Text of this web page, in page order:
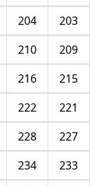
203
204
209
210
215
216
221
222
227
228
233
234